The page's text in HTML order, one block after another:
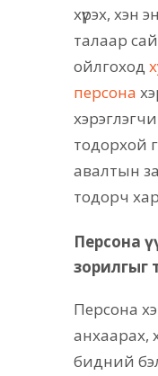
хүрэх, хэн
талаар
ойлгоход
персона
тодорхой
авалтын
тодорч
Персона
зорилгыг
Персона
анхаарах,
бидний